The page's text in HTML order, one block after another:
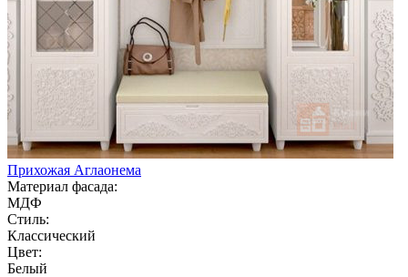
Прихожая Аглаонема
Материал фасада:
МДФ
Стиль:
Классический
Цвет:
Белый